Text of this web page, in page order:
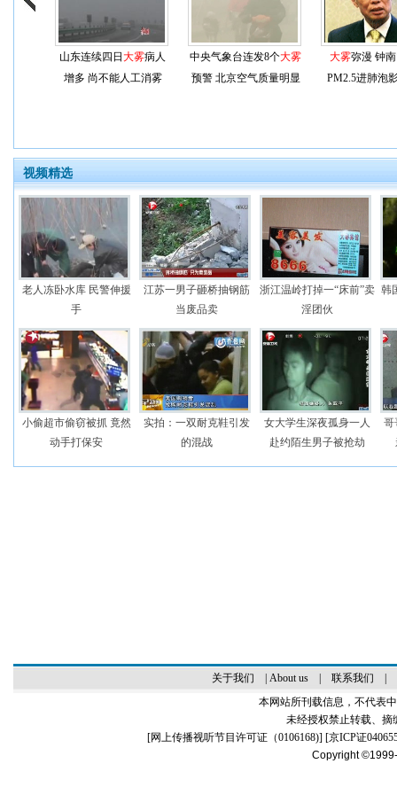
山东连续四日 大雾病人
增多 尚不能人工消雾
中央气象台连发8个大雾
预警 北京空气质量明显
大雾弥漫 钟
PM2.5进肺泡
视频精选
老人冻卧水库 民警伸援
手
江苏一男子砸桥抽钢筋
当废品卖
浙江温岭打掉一“床前”卖
淫团伙
韩
小偷超市偷窃被抓 竟然
动手打保安
实拍：一双耐克鞋引发
的混战
女大学生深夜孤身一人
赴约陌生男子被抢劫
哥
关于我们 About us| 联系我们
本网站所刊载信息，不代表
未经授权禁止转载、摘
[网上传播视听节目许可证（0106168)] [京ICP证
Copyright